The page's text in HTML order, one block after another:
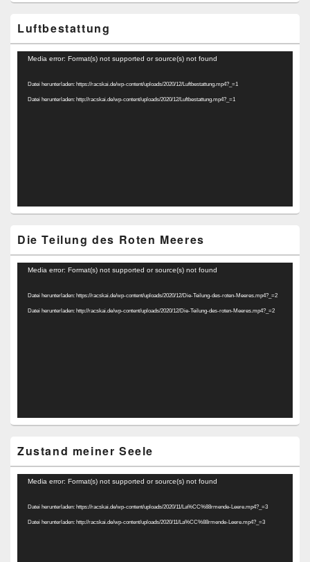
Luftbestattung
Video-
Media error: Format(s) not supported or source(s) not found
Datei herunterladen: https://racskai.de/wp-content/uploads/2020/12/Luftbestattung.mp4?_=1
Datei herunterladen: http://racskai.de/wp-content/uploads/2020/12/Luftbestattung.mp4?_=1
Die Teilung des Roten Meeres
Video-
Media error: Format(s) not supported or source(s) not found
Datei herunterladen: https://racskai.de/wp-content/uploads/2020/12/Die-Teilung-des-roten-Meeres.mp4?_=2
Datei herunterladen: http://racskai.de/wp-content/uploads/2020/12/Die-Teilung-des-roten-Meeres.mp4?_=2
Zustand meiner Seele
Video-
Media error: Format(s) not supported or source(s) not found
Datei herunterladen: https://racskai.de/wp-content/uploads/2020/11/La%CC%88rmende-Leere.mp4?_=3
Datei herunterladen: http://racskai.de/wp-content/uploads/2020/11/La%CC%88rmende-Leere.mp4?_=3